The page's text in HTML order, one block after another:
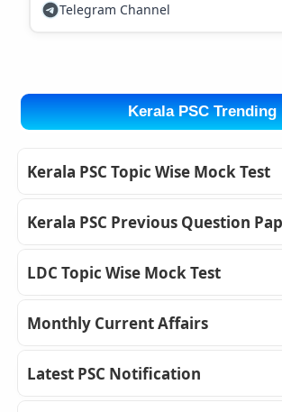
Telegram Channel
Kerala PSC Trending
Kerala PSC Topic Wise Mock Test
Kerala PSC Previous Question
LDC Topic Wise Mock Test
Monthly Current Affairs
Latest PSC Notification